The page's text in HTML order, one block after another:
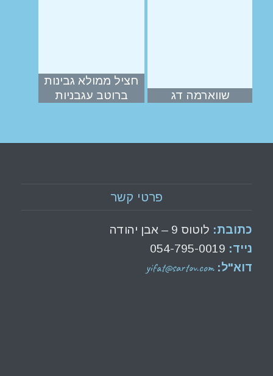
שווארמה דג
חציל ממולא גבינות
ברוטב עגבניות
פרטי קשר
כתובת: לוטוס 9 – אבן יהודה
נייד: 054-795-0019
דוא"ל:yifat@sartov.com